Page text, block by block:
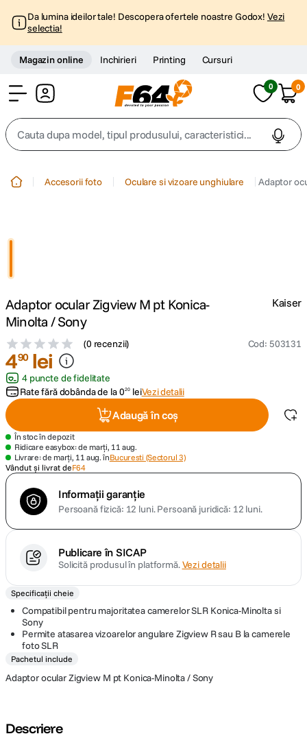
Da lumina ideilor tale! Descopera ofertele noastre Godox! Vezi
selectia!
Magazin online Inchirieri Printing Cursuri
0 0
Cauta dupa model, tipul produsului, caracteristici...
4. peak design
canon sx740 hs
6 . lavaliera
card memorie
8. dji mic mini
9. dji osmo
10. insta 360
Accesorii foto Oculare si vizoare unghiulare Adaptor
Adaptor ocular Zigview M pt Konica-
Minolta / Sony
(0 recenzii) Cod: 503131
Kaiser
490 lei
4 puncte de fidelitate
Rate fără dobânda de la020 leiVezi detalii
Adaugă în coș
În stoc în depozit
Ridicare easybox: de marți, 11 aug.
Livrare: de marți, 11 aug. înBucuresti (Sectorul 3)
Vândut și livrat deF64
Informații garanție
Persoană fizică: 12 luni.Persoană juridică: 12 luni.
Publicare în SICAP
Solicită produsul în platformă.Vezi detalii
Specificații cheie
Compatibil pentru majoritatea camerelor SLR Konica-Minolta si
Sony
Permite atasarea vizoarelor angulare Zigview R sau B la camerele
foto SLR
Pachetul include
Adaptor ocular Zigview M pt Konica-Minolta / Sony
Descriere